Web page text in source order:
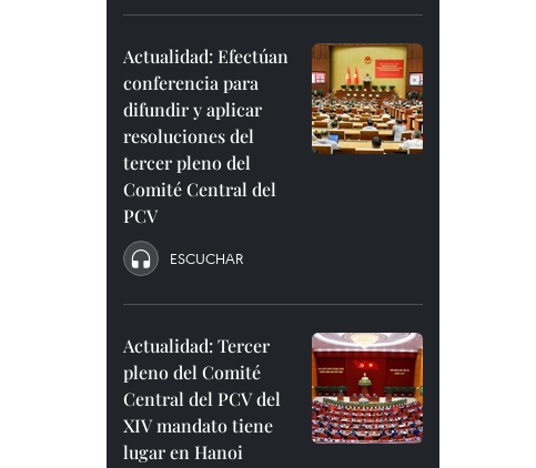
Actualidad: Efectúan
conferencia para
difundir y aplicar
resoluciones del
tercer pleno del
Comité Central del
PCV
ESCUCHAR
Actualidad: Tercer
pleno del Comité
Central del PCV del
XIV mandato tiene
lugar en Hanoi